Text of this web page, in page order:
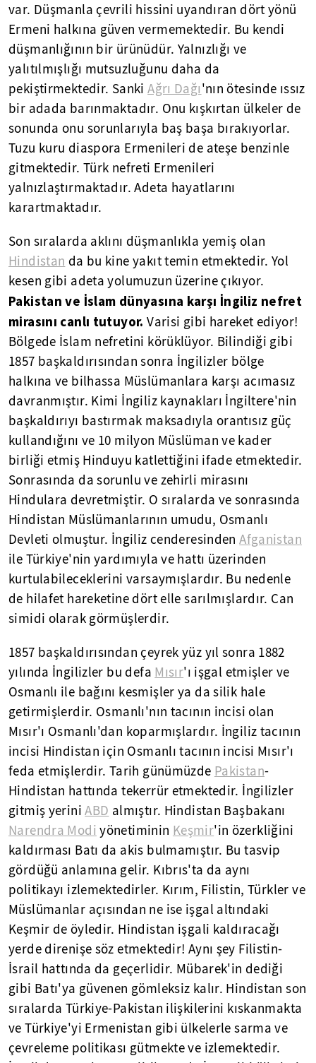
var. Düşmanla çevrili hissini uyandıran dört yönü
Ermeni halkına güven vermemektedir. Bu kendi
düşmanlığının bir ürünüdür. Yalnızlığı ve
yalıtılmışlığı mutsuzluğunu daha da
pekiştirmektedir. SankiAğrı Dağı'nın ötesinde ıssız
bir adada barınmaktadır. Onu kışkırtan ülkeler de
sonunda onu sorunlarıyla baş başa bırakıyorlar.
Tuzu kuru diaspora Ermenileri de ateşe benzinle
gitmektedir. Türk nefreti Ermenileri
yalnızlaştırmaktadır. Adeta hayatlarını
karartmaktadır.
Son sıralarda aklını düşmanlıkla yemiş olan
Hindistan da bu kine yakıt temin etmektedir. Yol
kesen gibi adeta yolumuzun üzerine çıkıyor.
Pakistan ve İslam dünyasına karşı İngiliz nefret
mirasını canlı tutuyor. Varisi gibi hareket ediyor!
Bölgede İslam nefretini körüklüyor. Bilindiği gibi
1857 başkaldırısından sonra İngilizler bölge
halkına ve bilhassa Müslümanlara karşı acımasız
davranmıştır. Kimi İngiliz kaynakları İngiltere'nin
başkaldırıyı bastırmak maksadıyla orantısız güç
kullandığını ve 10 milyon Müslüman ve kader
birliği etmiş Hinduyu katlettiğini ifade etmektedir.
Sonrasında da sorunlu ve zehirli mirasını
Hindulara devretmiştir. O sıralarda ve sonrasında
Hindistan Müslümanlarının umudu, Osmanlı
Devleti olmuştur. İngiliz cenderesindenAfganistan
ile Türkiye'nin yardımıyla ve hattı üzerinden
kurtulabileceklerini varsaymışlardır. Bu nedenle
de hilafet hareketine dört elle sarılmışlardır. Can
simidi olarak görmüşlerdir.
1857 başkaldırısından çeyrek yüz yıl sonra 1882
yılında İngilizler bu defa Mısır'ı işgal etmişler ve
Osmanlı ile bağını kesmişler ya da silik hale
getirmişlerdir. Osmanlı'nın tacının incisi olan
Mısır'ı Osmanlı'dan koparmışlardır. İngiliz tacının
incisi Hindistan için Osmanlı tacının incisi Mısır'ı
feda etmişlerdir. Tarih günümüzde Pakistan-
Hindistan hattında tekerrür etmektedir. İngilizler
gitmiş yeriniABD almıştır. Hindistan Başbakanı
Narendra Modi yönetiminin Keşmir'in özerkliğini
kaldırması Batı da akis bulmamıştır. Bu tasvip
gördüğü anlamına gelir. Kıbrıs'ta da aynı
politikayı izlemektedirler. Kırım, Filistin, Türkler ve
Müslümanlar açısından ne ise işgal altındaki
Keşmir de öyledir. Hindistan işgali kaldıracağı
yerde direnişe söz etmektedir! Aynı şey Filistin-
İsrail hattında da geçerlidir. Mübarek'in dediği
gibi Batı'ya güvenen gömleksiz kalır. Hindistan son
sıralarda Türkiye-Pakistan ilişkilerini kıskanmakta
ve Türkiye'yi Ermenistan gibi ülkelerle sarma ve
çevreleme politikası gütmekte ve izlemektedir.